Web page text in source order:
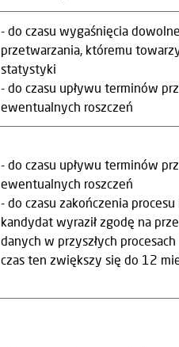
- do czasu wygaśnięcia
przetwarzania, któremu
statystyki
- do czasu upływu terminów
ewentualnych roszczeń
- do czasu upływu terminów
ewentualnych roszczeń
- do czasu zakończenia
kandydat wyraził zgodę na
danych w przyszłych
czas ten zwiększy się do 12